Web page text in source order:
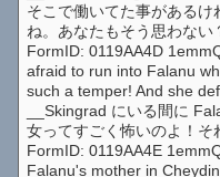
そこで働いてた事がある
ね。あなたもそう思わない
FormID: 0119AA4D
afraid to run into Falanu
such a temper! And she
__Skingrad にいる間に
女ってすごく怖いのよ！そ
FormID: 0119AA4E
Falanu's mother in